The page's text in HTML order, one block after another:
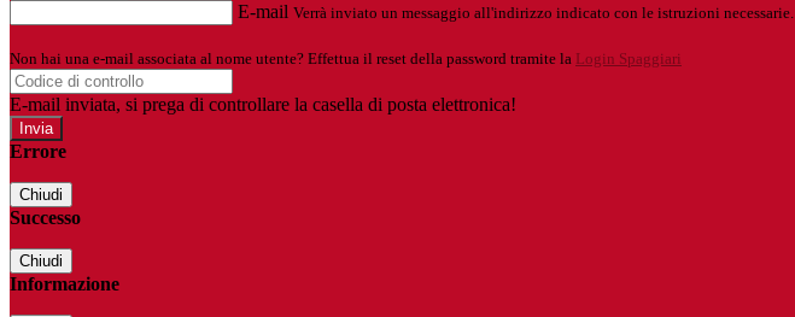
E-mail Verrà inviato un messaggio all'indirizzo indicato con le istruzioni necessarie.
Non hai una e-mail associata al nome utente? Effettua il reset della password tramite la Login Spaggiari
E-mail inviata, si prega di controllare la casella di posta elettronica!
Errore
Chiudi
Successo
Chiudi
Informazione